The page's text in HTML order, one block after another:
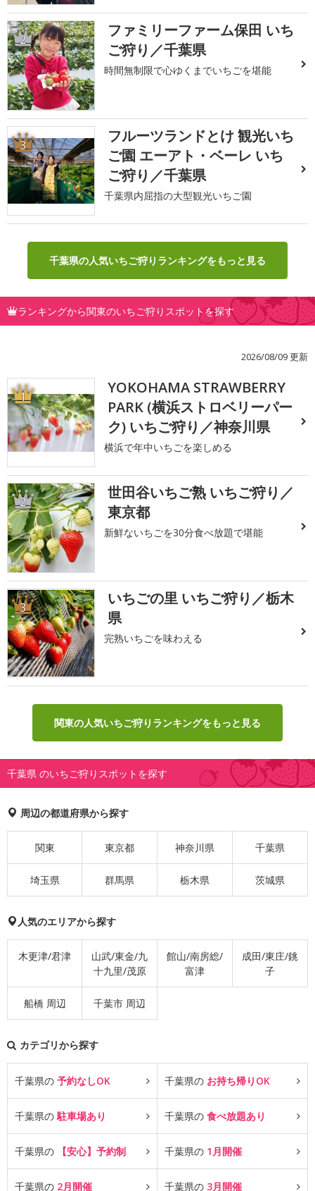
2
ファミリーファーム保田 いち
ご狩り／千葉県
時間無制限で心ゆくまでいちごを堪能
3
フルーツランドとけ 観光いち
ご園 エーアト・ベーレ いち
ご狩り／千葉県
千葉県内屈指の大型観光いちご園
千葉県の人気いちご狩りランキングをもっと見る
ランキングから関東のいちご狩りスポットを探す
2026/08/09 更新
1
YOKOHAMA STRAWBERRY
PARK (横浜ストロベリーパー
ク) いちご狩り／神奈川県
横浜で年中いちごを楽しめる
2
世田谷いちご熟 いちご狩り／
東京都
新鮮ないちごを30分食べ放題で堪能
3
いちごの里 いちご狩り／栃木
県
完熟いちごを味わえる
関東の人気いちご狩りランキングをもっと見る
千葉県 のいちご狩りスポットを探す
周辺の都道府県から探す
関東 東京都 神奈川県 千葉県
埼玉県 群馬県 栃木県 茨城県
人気のエリアから探す
木更津/君津
山武/東金/九
十九里/茂原
館山/南房総/
富津
成田/東庄/銚
子
船橋 周辺 千葉市 周辺
カテゴリから探す
千葉県の 予約なしOK 千葉県の お持ち帰りOK
千葉県の駐車場あり 千葉県の 食べ放題あり
千葉県の 【安心】予約制 千葉県の 1月開催
千葉県の 2月開催 千葉県の 3月開催